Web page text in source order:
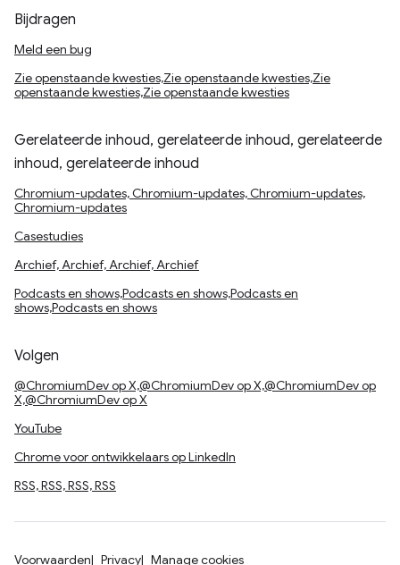
Bijdragen
Meld een bug
Zie openstaande kwesties,Zie openstaande kwesties,Zie
openstaande kwesties,Zie openstaande kwesties
Gerelateerde inhoud, gerelateerde inhoud, gerelateerde
inhoud, gerelateerde inhoud
Chromium-updates, Chromium-updates, Chromium-updates,
Chromium-updates
Casestudies
Archief, Archief, Archief, Archief
Podcasts en shows,Podcasts en shows,Podcasts en
shows,Podcasts en shows
Volgen
@ChromiumDev op X,@ChromiumDev op X,@ChromiumDev op
X,@ChromiumDev op X
YouTube
Chrome voor ontwikkelaars op LinkedIn
RSS, RSS, RSS, RSS
Voorwaarden Privacy Manage cookies